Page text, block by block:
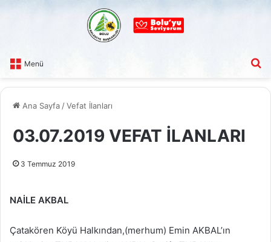
Menü
Ana Sayfa /Vefat İlanları
03.07.2019 VEFAT İLANLARI
3 Temmuz 2019
NAİLE AKBAL
Çatakören Köyü Halkından,(merhum) Emin AKBAL’ın